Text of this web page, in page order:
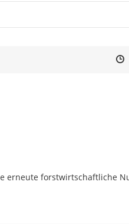
erneute forstwirtschaftliche